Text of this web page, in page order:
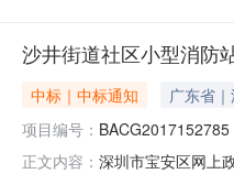
沙井街道社区小型消防
中标｜中标通知
广东省
项目编号： BACG2017152785
正文内容： 深圳市宝安区网上